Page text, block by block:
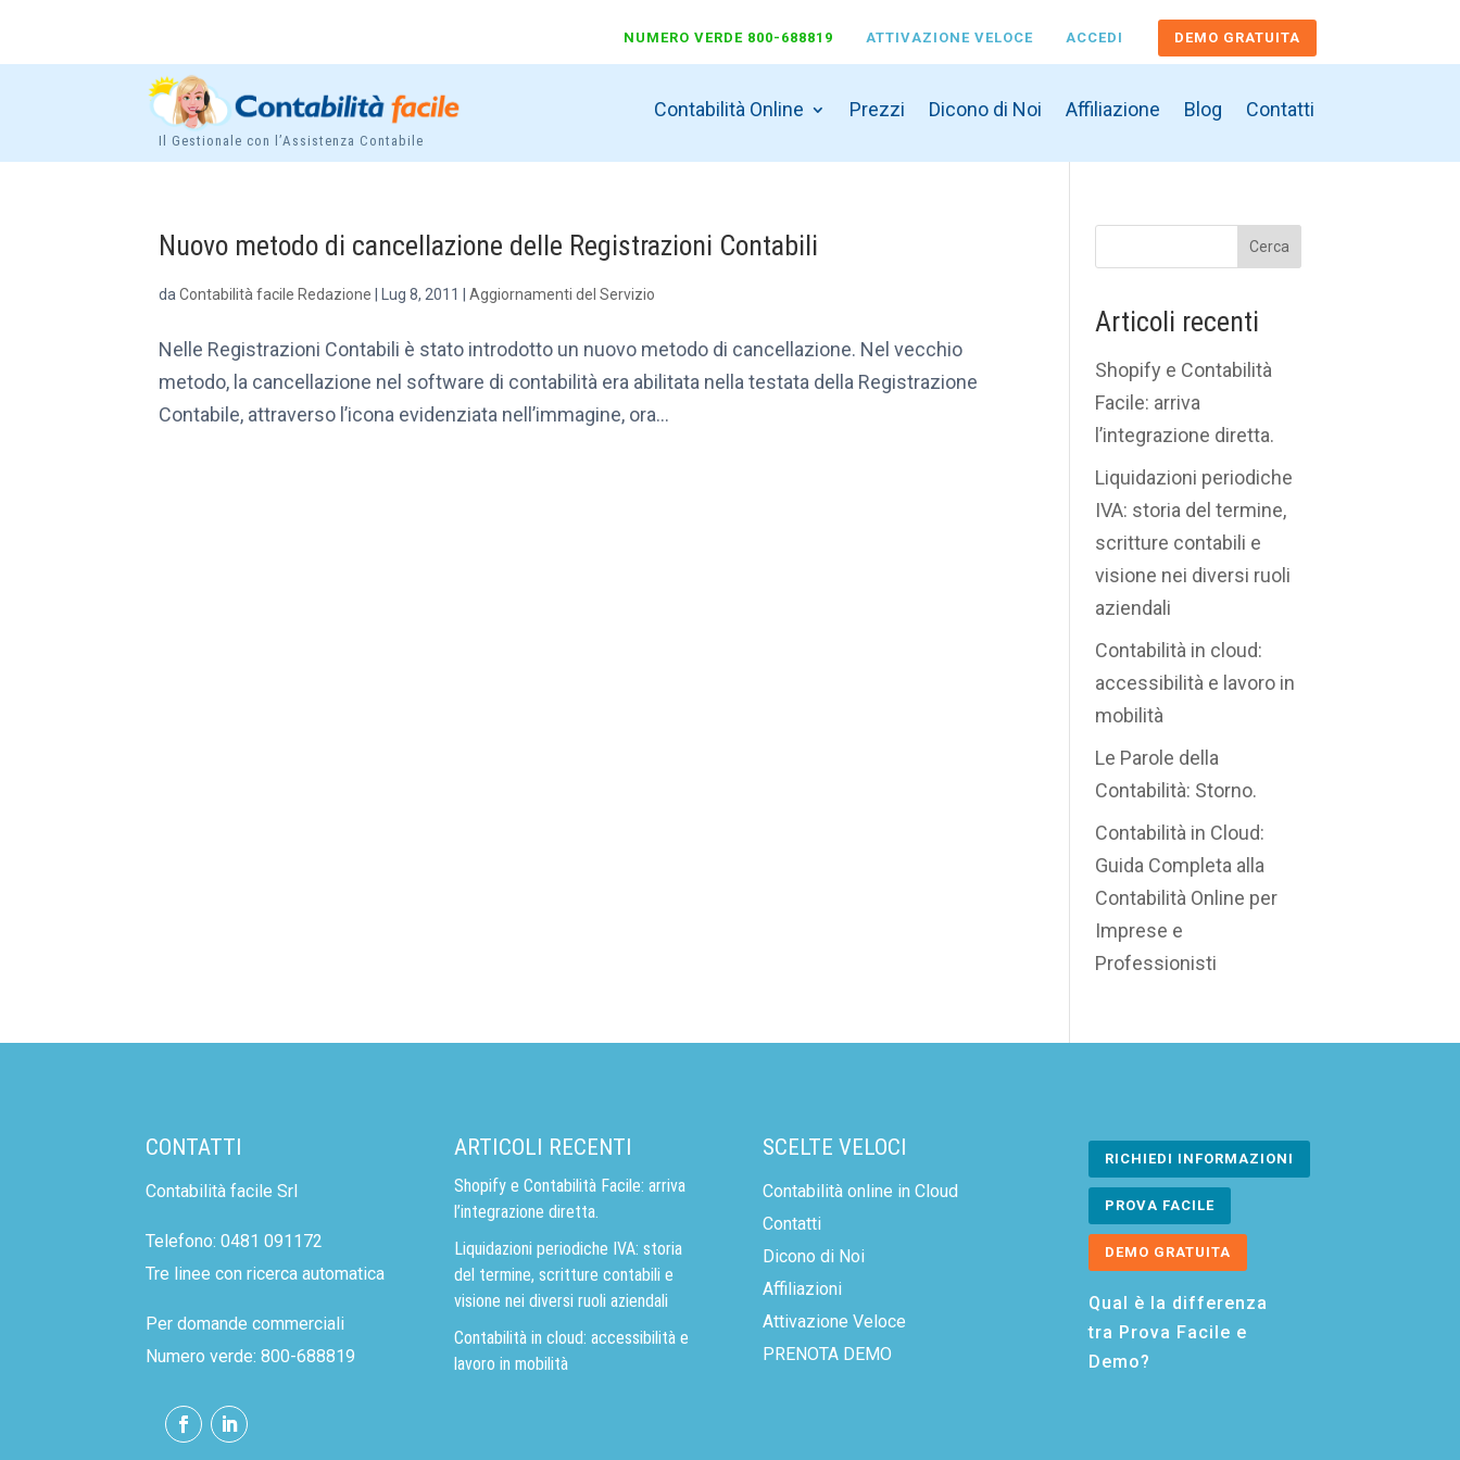
NUMERO VERDE 800-688819 ATTIVAZIONE VELOCE ACCEDI DEMO GRATUITA
Contabilità Online Prezzi Dicono di Noi Affiliazione Blog Contatti
Il Gestionale con l’Assistenza Contabile
Nuovo metodo di cancellazione delle Registrazioni Contabili
daContabilità facile Redazione Lug 8, 2011 |Aggiornamenti del Servizio
Nelle Registrazioni Contabili è stato introdotto un nuovo metodo di cancellazione. Nel vecchio
metodo, la cancellazione nel software di contabilità era abilitata nella testata della Registrazione
Contabile, attraverso l’icona evidenziata nell’immagine, ora...
Cerca
Articoli recenti
Shopify e Contabilità
Facile: arriva
l’integrazione diretta.
Liquidazioni periodiche
IVA: storia del termine,
scritture contabili e
visione nei diversi ruoli
aziendali
Contabilità in cloud:
accessibilità e lavoro in
mobilità
Le Parole della
Contabilità: Storno.
Contabilità in Cloud:
Guida Completa alla
Contabilità Online per
Imprese e
Professionisti
CONTATTI
Contabilità facile Srl
Telefono: 0481 091172
Tre linee con ricerca automatica
Per domande commerciali
Numero verde: 800-688819
ARTICOLI RECENTI
Shopify e Contabilità Facile: arriva
l’integrazione diretta.
Liquidazioni periodiche IVA: storia
del termine, scritture contabili e
visione nei diversi ruoli aziendali
Contabilità in cloud: accessibilità e
lavoro in mobilità
SCELTE VELOCI
Contabilità online in Cloud
Contatti
Dicono di Noi
Affiliazioni
Attivazione Veloce
PRENOTA DEMO
RICHIEDI INFORMAZIONI
PROVA FACILE
DEMO GRATUITA
Qual è la differenza
tra Prova Facile e
Demo?